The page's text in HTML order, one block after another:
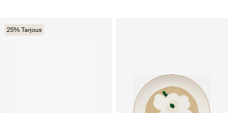
25% Tarjous